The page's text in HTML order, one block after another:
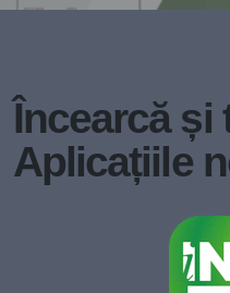
Încearcă și
Aplicațiile